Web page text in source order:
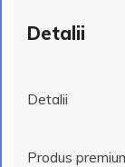
Detalii
Detalii
Produs